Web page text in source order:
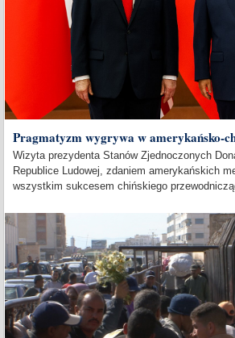
Pragmatyzm wygrywa w amerykańsko-
Wizyta prezydenta Stanów Zjednoczonych
Republice Ludowej, zdaniem amerykańskich
wszystkim sukcesem chińskiego